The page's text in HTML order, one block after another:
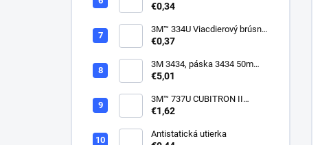
suchý zips, bez dier, 75mm
€0,34
3M™ 334U Viacdierový brúsny
kotúč Purple 75mm
€0,37
3M 3434, páska 3434 50m
modrá
€5,01
3M™ 737U CUBITRON II
VIACDIEROVÝ BRÚSNY
396 MM
€1,62
Antistatická utierka